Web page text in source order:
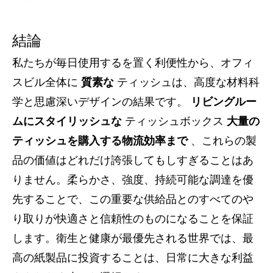
結論
私たちが毎日使用するを置く利便性から、オフィ
スビル全体に 質素な ティッシュは、高度な材料科
学と思慮深いデザインの結果です。
リビングルー
ムにスタイリッシュな ティッシュボックス 大量の
ティッシュを購入する物流効率まで、これらの製
品の価値はどれだけ誇張してもしすぎることはあ
りません。柔らかさ、強度、持続可能な調達を優
先することで、この重要な供給品とのすべてのや
り取りが快適さと信頼性のものになることを保証
します。衛生と健康が最優先される世界では、最
高の紙製品に投資することは、日常に大きな利益